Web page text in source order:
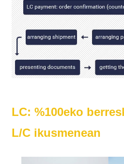
LC: %100eko
L/C ikusmenean